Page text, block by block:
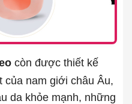
còn được thiết kế
của nam giới châu Âu,
da khỏe mạnh, những